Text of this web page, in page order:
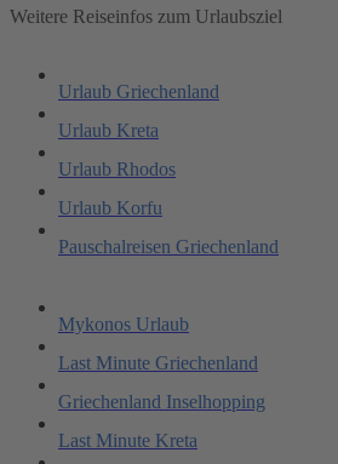
Weitere Reiseinfos zum Urlaubsziel
Urlaub Griechenland
Urlaub Kreta
Urlaub Rhodos
Urlaub Korfu
Pauschalreisen Griechenland
Mykonos Urlaub
Last Minute Griechenland
Griechenland Inselhopping
Last Minute Kreta